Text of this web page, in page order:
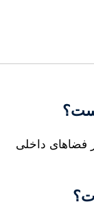
فضاهای داخلی